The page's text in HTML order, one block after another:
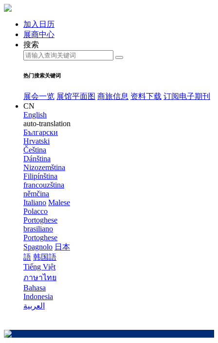
加入日历
展商中心
搜索
热门搜索关键词
展会一览 展馆平面图 商旅信息 资料下载 订阅电子期刊
CN
English
auto-translation
Български
Hrvatski
Čeština
Dánština
Nizozemština
Filipínština
francouzština
němčina
Italiano Malese
Polacco
Portoghese
brasiliano
Portoghese
Spagnolo 日本
語 韩国語
Tiếng Việt
ภาษาไทย
Bahasa
Indonesia
العربية